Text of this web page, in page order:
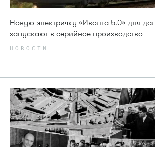
Новую электричку «Иволга 5.0» для
запускают в серийное производство
НОВОСТИ